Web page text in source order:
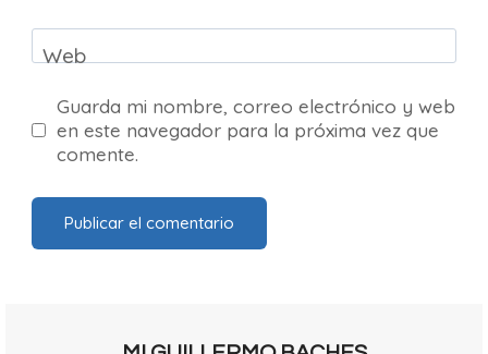
Web
Guarda mi nombre, correo electrónico y web
en este navegador para la próxima vez que
comente.